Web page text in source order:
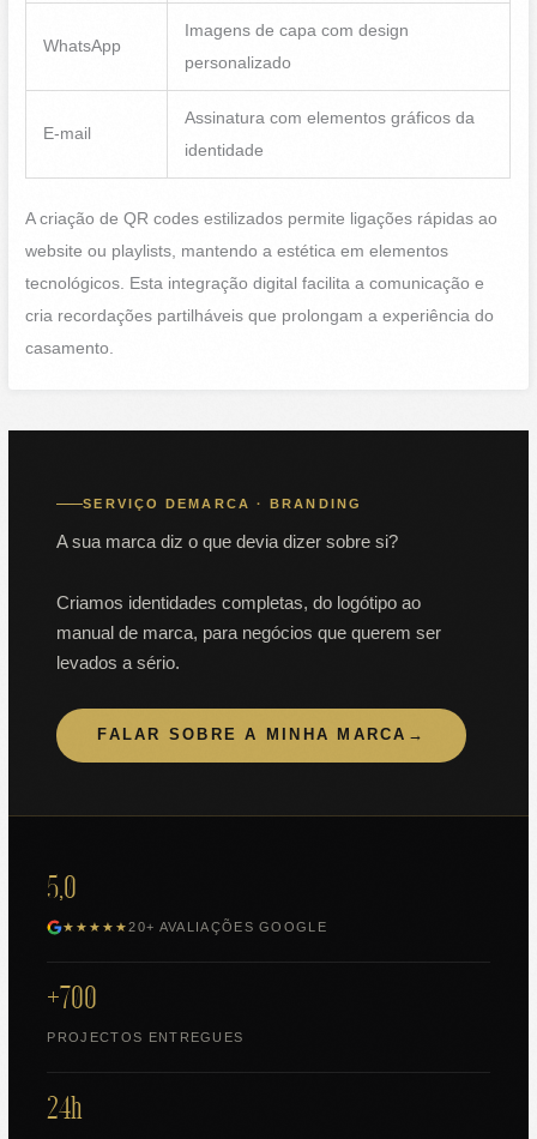
WhatsApp
Imagens de capa com design
personalizado
E-mail
Assinatura com elementos gráficos da
identidade
A criação de QR codes estilizados permite ligações rápidas ao
website ou playlists, mantendo a estética em elementos
tecnológicos. Esta integração digital facilita a comunicação e
cria recordações partilháveis que prolongam a experiência do
casamento.
SERVIÇO DEMARCA · BRANDING
A sua marca diz o que devia dizer sobre si?
Criamos identidades completas, do logótipo ao
manual de marca, para negócios que querem ser
levados a sério.
FALAR SOBRE A MINHA MARCA →
5,0
★★★★★20+ AVALIAÇÕES GOOGLE
+700
PROJECTOS ENTREGUES
24h